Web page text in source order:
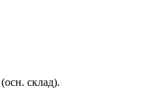
склад).